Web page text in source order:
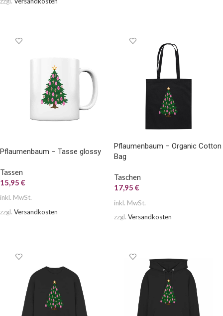
Pflaumenbaum – Tasse glossy
Tassen
15,95 €
inkl. MwSt.
zzgl. Versandkosten
Pflaumenbaum – Organic Cotton
Bag
Taschen
17,95 €
inkl. MwSt.
zzgl. Versandkosten